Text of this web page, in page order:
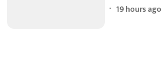
19 hours ago